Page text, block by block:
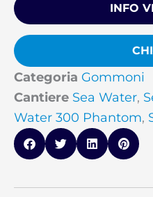
INFO
Categoria Gommoni
Cantiere Sea Water,
Water 300 Phantom,